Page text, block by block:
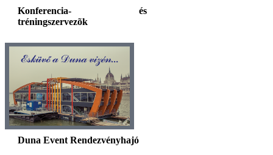
Konferencia- és
tréningszervezõk
Duna Event Rendezvényhajó